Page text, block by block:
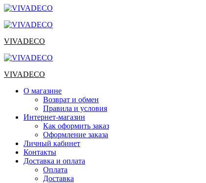
Перейти
содержимому
VIVADECO
VIVADECO
О магазине
Возврат и обмен
Правила и условия
Интернет-магазин
Как оформить заказ
Оформление заказа
Личный кабинет
Контакты
Доставка и оплата
Оплата
Доставка